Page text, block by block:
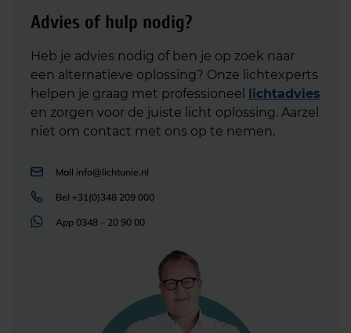
Advies of hulp nodig?
Heb je advies nodig of ben je op zoek naar
een alternatieve oplossing? Onze lichtexperts
helpen je graag met professioneel lichtadvies
en zorgen voor de juiste licht oplossing. Aarzel
niet om contact met ons op te nemen.
Mail info@lichtunie.nl
Bel +31(0)348 209 000
App 0348 – 20 90 00